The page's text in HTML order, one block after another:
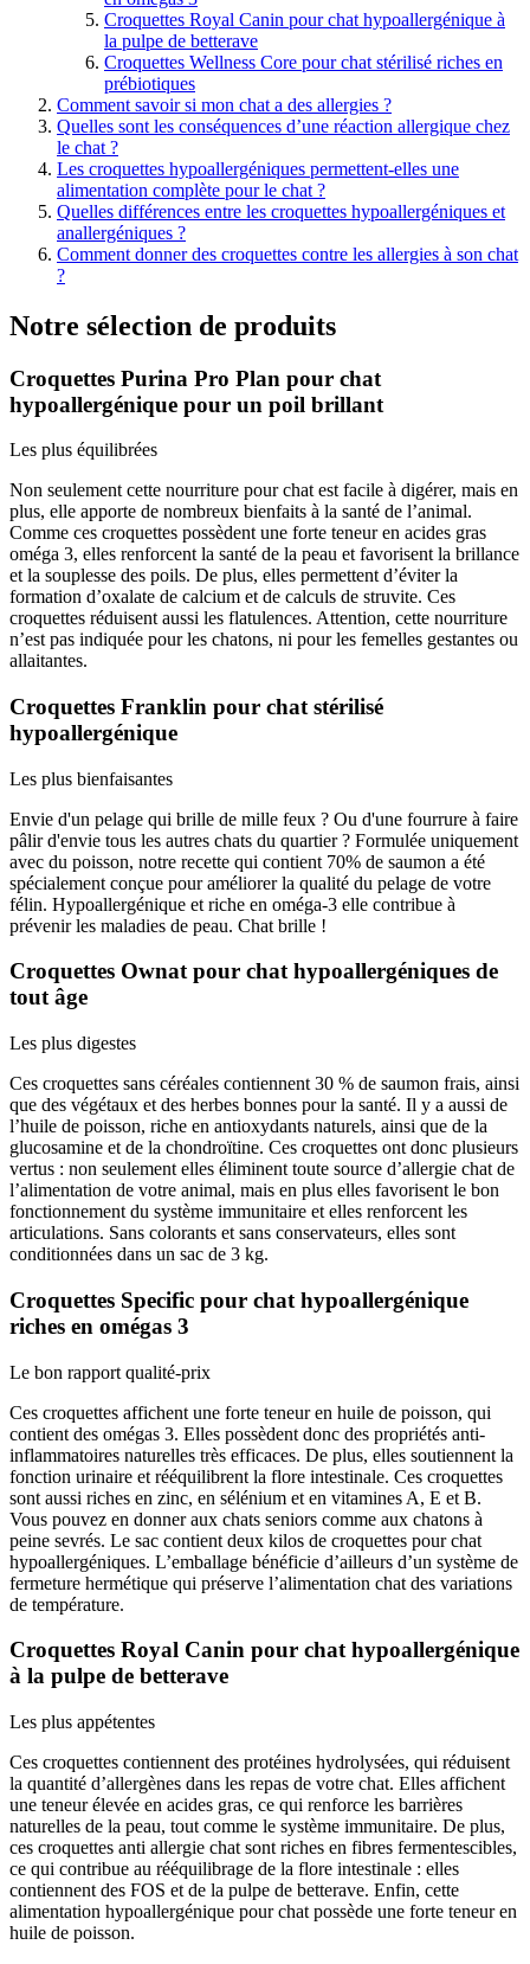
Croquettes Royal Canin pour chat hypoallergénique à
la pulpe de betterave
Croquettes Wellness Core pour chat stérilisé riches en
prébiotiques
Comment savoir si mon chat a des allergies ?
Quelles sont les conséquences d’une réaction allergique chez
le chat ?
Les croquettes hypoallergéniques permettent-elles une
alimentation complète pour le chat ?
Quelles différences entre les croquettes hypoallergéniques et
anallergéniques ?
Comment donner des croquettes contre les allergies à son chat
?
Notre sélection de produits
Croquettes Purina Pro Plan pour chat
hypoallergénique pour un poil brillant
Les plus équilibrées
Non seulement cette nourriture pour chat est facile à digérer, mais en
plus, elle apporte de nombreux bienfaits à la santé de l’animal.
Comme ces croquettes possèdent une forte teneur en acides gras
oméga 3, elles renforcent la santé de la peau et favorisent la brillance
et la souplesse des poils. De plus, elles permettent d’éviter la
formation d’oxalate de calcium et de calculs de struvite. Ces
croquettes réduisent aussi les flatulences. Attention, cette nourriture
n’est pas indiquée pour les chatons, ni pour les femelles gestantes ou
allaitantes.
Croquettes Franklin pour chat stérilisé
hypoallergénique
Les plus bienfaisantes
Envie d'un pelage qui brille de mille feux ? Ou d'une fourrure à faire
pâlir d'envie tous les autres chats du quartier ? Formulée uniquement
avec du poisson, notre recette qui contient 70% de saumon a été
spécialement conçue pour améliorer la qualité du pelage de votre
félin. Hypoallergénique et riche en oméga-3 elle contribue à
prévenir les maladies de peau. Chat brille !
Croquettes Ownat pour chat hypoallergéniques de
tout âge
Les plus digestes
Ces croquettes sans céréales contiennent 30 % de saumon frais, ainsi
que des végétaux et des herbes bonnes pour la santé. Il y a aussi de
l’huile de poisson, riche en antioxydants naturels, ainsi que de la
glucosamine et de la chondroïtine. Ces croquettes ont donc plusieurs
vertus : non seulement elles éliminent toute source d’allergie chat de
l’alimentation de votre animal, mais en plus elles favorisent le bon
fonctionnement du système immunitaire et elles renforcent les
articulations. Sans colorants et sans conservateurs, elles sont
conditionnées dans un sac de 3 kg.
Croquettes Specific pour chat hypoallergénique
riches en omégas 3
Le bon rapport qualité-prix
Ces croquettes affichent une forte teneur en huile de poisson, qui
contient des omégas 3. Elles possèdent donc des propriétés anti-
inflammatoires naturelles très efficaces. De plus, elles soutiennent la
fonction urinaire et rééquilibrent la flore intestinale. Ces croquettes
sont aussi riches en zinc, en sélénium et en vitamines A, E et B.
Vous pouvez en donner aux chats seniors comme aux chatons à
peine sevrés. Le sac contient deux kilos de croquettes pour chat
hypoallergéniques. L’emballage bénéficie d’ailleurs d’un système de
fermeture hermétique qui préserve l’alimentation chat des variations
de température.
Croquettes Royal Canin pour chat hypoallergénique
à la pulpe de betterave
Les plus appétentes
Ces croquettes contiennent des protéines hydrolysées, qui réduisent
la quantité d’allergènes dans les repas de votre chat. Elles affichent
une teneur élevée en acides gras, ce qui renforce les barrières
naturelles de la peau, tout comme le système immunitaire. De plus,
ces croquettes anti allergie chat sont riches en fibres fermentescibles,
ce qui contribue au rééquilibrage de la flore intestinale : elles
contiennent des FOS et de la pulpe de betterave. Enfin, cette
alimentation hypoallergénique pour chat possède une forte teneur en
huile de poisson.